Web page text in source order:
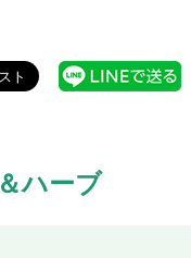
ハーブ